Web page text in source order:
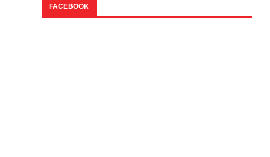
FACEBOOK